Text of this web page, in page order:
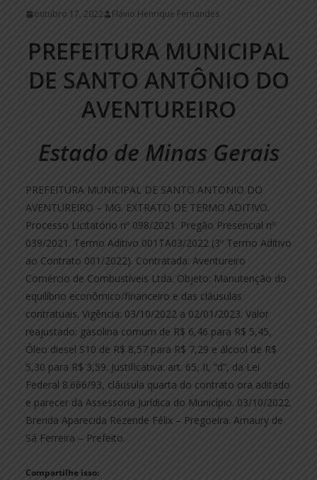
outubro 17, 2022 Flávio Henrique Fernandes
PREFEITURA MUNICIPAL
DE SANTO ANTÔNIO DO
AVENTUREIRO
Estado de Minas Gerais
PREFEITURA MUNICIPAL DE SANTO ANTONIO DO
AVENTUREIRO – MG. EXTRATO DE TERMO ADITIVO.
Processo Licitatório nº 098/2021. Pregão Presencial nº
039/2021. Termo Aditivo 001TA03/2022 (3º Termo Aditivo
ao Contrato 001/2022). Contratada: Aventureiro
Comércio de Combustíveis Ltda. Objeto: Manutenção do
equilíbrio econômico/financeiro e das cláusulas
contratuais. Vigência: 03/10/2022 a 02/01/2023. Valor
reajustado: gasolina comum de R$ 6,46 para R$ 5,45,
Óleo diesel S10 de R$ 8,57 para R$ 7,29 e álcool de R$
5,30 para R$ 3,59. Justificativa: art. 65, II, “d”, da Lei
Federal 8.666/93, cláusula quarta do contrato ora aditado
e parecer da Assessoria Jurídica do Município. 03/10/2022.
Brenda Aparecida Rezende Félix – Pregoeira. Amaury de
Sá Ferreira – Prefeito.
Compartilhe isso: